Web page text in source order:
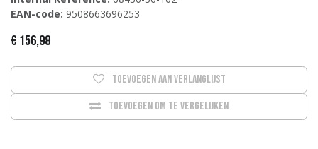
EAN-code: 9508663696253
€ 156,98
Toevoegen om te vergelijken
Toevoegen aan verlanglijst